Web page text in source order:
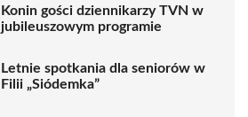
Konin gości dziennikarzy TVN w
jubileuszowym programie
Letnie spotkania dla seniorów w
Filii „Siódemka”